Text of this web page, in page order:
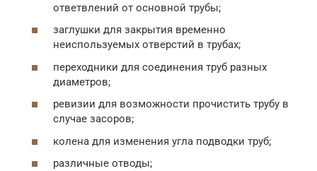
ответвлений от основной трубы;
заглушки для закрытия временно
неиспользуемых отверстий в трубах;
переходники для соединения труб разных
диаметров;
ревизии для возможности прочистить трубу в
случае засоров;
колена для изменения угла подводки труб;
различные отводы;